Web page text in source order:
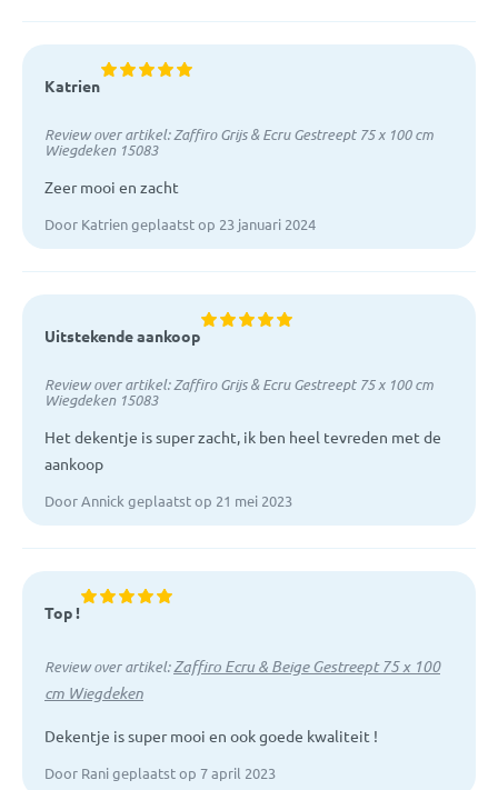
Katrien
Review over artikel:Zaffiro Grijs & Ecru Gestreept 75 x 100 cm
Wiegdeken 15083
Zeer mooi en zacht
Door Katrien geplaatst op 23 januari 2024
Uitstekende aankoop
Review over artikel:Zaffiro Grijs & Ecru Gestreept 75 x 100 cm
Wiegdeken 15083
Het dekentje is super zacht, ik ben heel tevreden met de
aankoop
Door Annick geplaatst op 21 mei 2023
Top !
Review over artikel:Zaffiro Ecru & Beige Gestreept 75 x 100
cm Wiegdeken
Dekentje is super mooi en ook goede kwaliteit !
Door Rani geplaatst op 7 april 2023